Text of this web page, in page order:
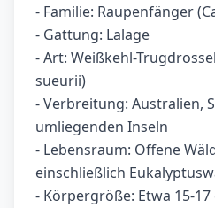
- Familie: Raupenfänger
- Gattung: Lalage
- Art: Weißkehl-
sueurii)
- Verbreitung: Australien,
umliegenden Inseln
- Lebensraum: Offene
einschließlich
- Körpergröße: Etwa 15-